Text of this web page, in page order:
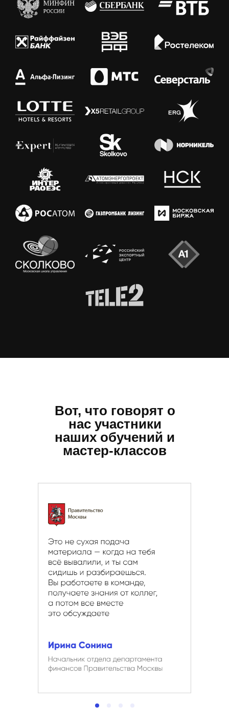
Вот, что говорят о
нас участники
наших обучений и
мастер-классов